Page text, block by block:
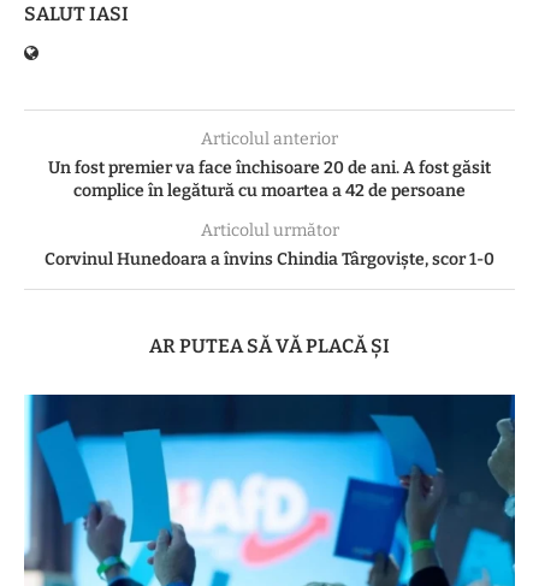
SALUT IASI
Articolul anterior
Un fost premier va face închisoare 20 de ani. A fost găsit
complice în legătură cu moartea a 42 de persoane
Articolul următor
Corvinul Hunedoara a învins Chindia Târgovişte, scor 1-0
AR PUTEA SĂ VĂ PLACĂ ȘI